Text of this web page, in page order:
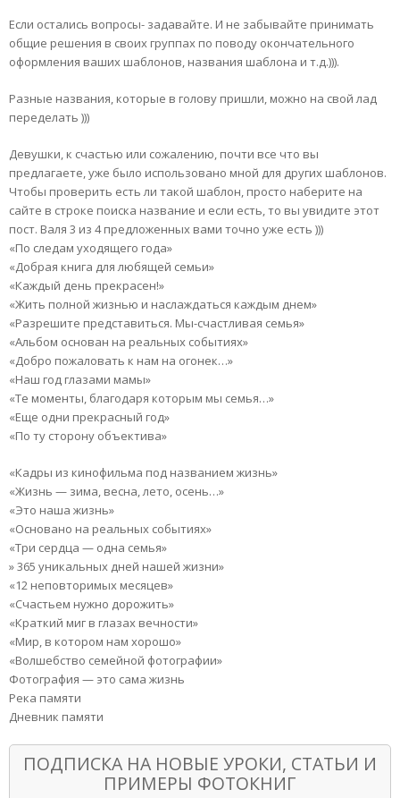
Если остались вопросы- задавайте. И не забывайте принимать
общие решения в своих группах по поводу окончательного
оформления ваших шаблонов, названия шаблона и т.д.))).
Разные названия, которые в голову пришли, можно на свой лад
переделать )))
Девушки, к счастью или сожалению, почти все что вы
предлагаете, уже было использовано мной для других шаблонов.
Чтобы проверить есть ли такой шаблон, просто наберите на
сайте в строке поиска название и если есть, то вы увидите этот
пост. Валя 3 из 4 предложенных вами точно уже есть )))
«По следам уходящего года»
«Добрая книга для любящей семьи»
«Каждый день прекрасен!»
«Жить полной жизнью и наслаждаться каждым днем»
«Разрешите представиться. Мы-счастливая семья»
«Альбом основан на реальных событиях»
«Добро пожаловать к нам на огонек…»
«Наш год глазами мамы»
«Те моменты, благодаря которым мы семья…»
«Еще одни прекрасный год»
«По ту сторону объектива»
«Кадры из кинофильма под названием жизнь»
«Жизнь — зима, весна, лето, осень…»
«Это наша жизнь»
«Основано на реальных событиях»
«Три сердца — одна семья»
» 365 уникальных дней нашей жизни»
«12 неповторимых месяцев»
«Счастьем нужно дорожить»
«Краткий миг в глазах вечности»
«Мир, в котором нам хорошо»
«Волшебство семейной фотографии»
Фотография — это сама жизнь
Река памяти
Дневник памяти
ПОДПИСКА НА НОВЫЕ УРОКИ, СТАТЬИ И
ПРИМЕРЫ ФОТОКНИГ